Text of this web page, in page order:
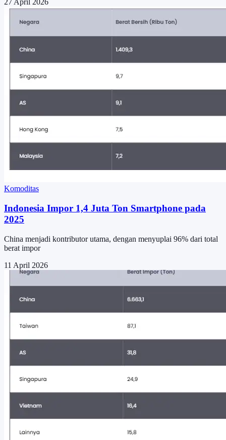
27 April 2026
Komoditas
Indonesia Impor 1,4 Juta Ton Smartphone pada
2025
China menjadi kontributor utama, dengan menyuplai 96% dari total
berat impor
11 April 2026